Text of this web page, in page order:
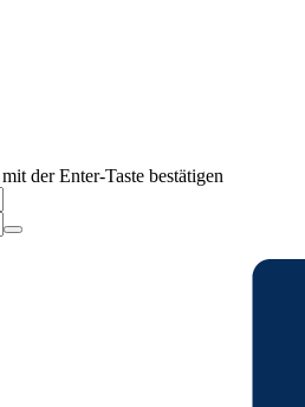
der Enter-Taste bestätigen